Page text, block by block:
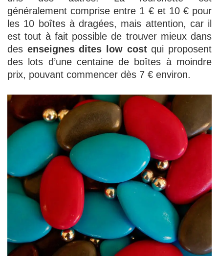
généralement comprise entre 1 € et 10 € pour
les 10 boîtes à dragées, mais attention, car il
est tout à fait possible de trouver mieux dans
des enseignes dites low costqui proposent
des lots d’une centaine de boîtes à moindre
prix, pouvant commencer dès 7 € environ.